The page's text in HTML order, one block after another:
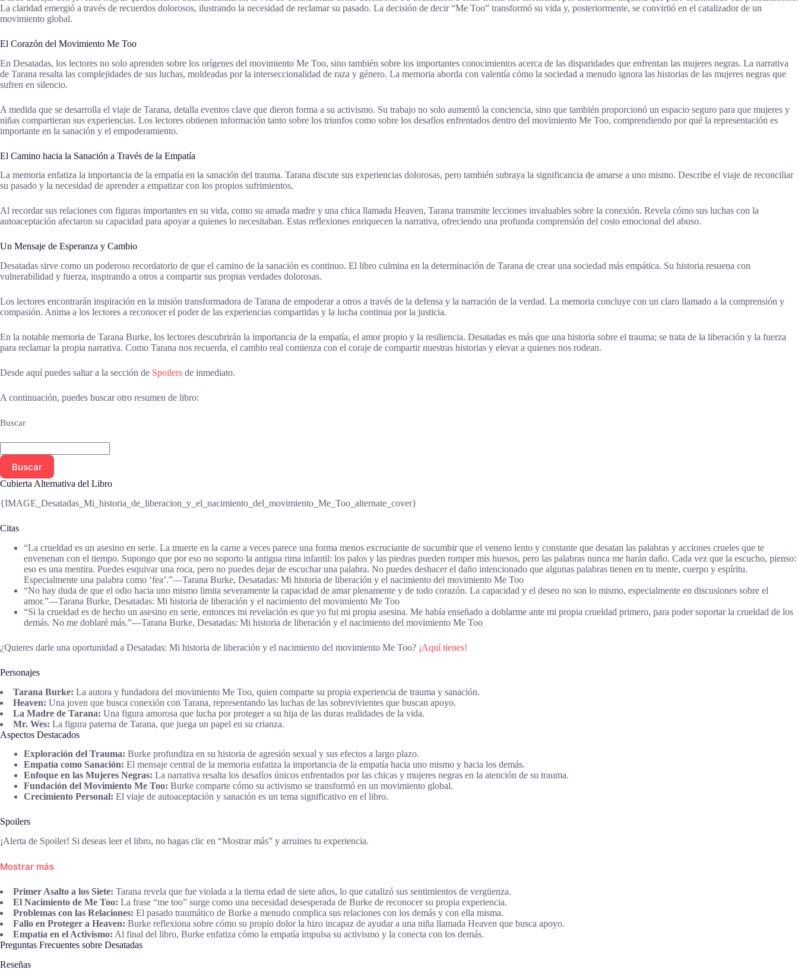
La claridad emergió a través de recuerdos dolorosos, ilustrando la necesidad de reclamar su pasado. La decisión de decir “Me Too” transformó su vida y, posteriormente, se convirtió en el catalizador de un
movimiento global.
El Corazón del Movimiento Me Too
En Desatadas, los lectores no solo aprenden sobre los orígenes del movimiento Me Too, sino también sobre los importantes conocimientos acerca de las disparidades que enfrentan las mujeres negras. La narrativa
de Tarana resalta las complejidades de sus luchas, moldeadas por la interseccionalidad de raza y género. La memoria aborda con valentía cómo la sociedad a menudo ignora las historias de las mujeres negras que
sufren en silencio.
A medida que se desarrolla el viaje de Tarana, detalla eventos clave que dieron forma a su activismo. Su trabajo no solo aumentó la conciencia, sino que también proporcionó un espacio seguro para que mujeres y
niñas compartieran sus experiencias. Los lectores obtienen información tanto sobre los triunfos como sobre los desafíos enfrentados dentro del movimiento Me Too, comprendiendo por qué la representación es
importante en la sanación y el empoderamiento.
El Camino hacia la Sanación a Través de la Empatía
La memoria enfatiza la importancia de la empatía en la sanación del trauma. Tarana discute sus experiencias dolorosas, pero también subraya la significancia de amarse a uno mismo. Describe el viaje de reconciliar
su pasado y la necesidad de aprender a empatizar con los propios sufrimientos.
Al recordar sus relaciones con figuras importantes en su vida, como su amada madre y una chica llamada Heaven, Tarana transmite lecciones invaluables sobre la conexión. Revela cómo sus luchas con la
autoaceptación afectaron su capacidad para apoyar a quienes lo necesitaban. Estas reflexiones enriquecen la narrativa, ofreciendo una profunda comprensión del costo emocional del abuso.
Un Mensaje de Esperanza y Cambio
Desatadas sirve como un poderoso recordatorio de que el camino de la sanación es continuo. El libro culmina en la determinación de Tarana de crear una sociedad más empática. Su historia resuena con
vulnerabilidad y fuerza, inspirando a otros a compartir sus propias verdades dolorosas.
Los lectores encontrarán inspiración en la misión transformadora de Tarana de empoderar a otros a través de la defensa y la narración de la verdad. La memoria concluye con un claro llamado a la comprensión y
compasión. Anima a los lectores a reconocer el poder de las experiencias compartidas y la lucha continua por la justicia.
En la notable memoria de Tarana Burke, los lectores descubrirán la importancia de la empatía, el amor propio y la resiliencia. Desatadas es más que una historia sobre el trauma; se trata de la liberación y la fuerza
para reclamar la propia narrativa. Como Tarana nos recuerda, el cambio real comienza con el coraje de compartir nuestras historias y elevar a quienes nos rodean.
Desde aquí puedes saltar a la sección de Spoilers de inmediato.
A continuación, puedes buscar otro resumen de libro:
Buscar
Buscar
Cubierta Alternativa del Libro
{IMAGE_Desatadas_Mi_historia_de_liberacion_y_el_nacimiento_del_movimiento_Me_Too_alternate_cover}
Citas
“La crueldad es un asesino en serie. La muerte en la carne a veces parece una forma menos excruciante de sucumbir que el veneno lento y constante que desatan las palabras y acciones crueles que te
envenenan con el tiempo. Supongo que por eso no soporto la antigua rima infantil: los palos y las piedras pueden romper mis huesos, pero las palabras nunca me harán daño. Cada vez que la escucho, pienso:
eso es una mentira. Puedes esquivar una roca, pero no puedes dejar de escuchar una palabra. No puedes deshacer el daño intencionado que algunas palabras tienen en tu mente, cuerpo y espíritu.
Especialmente una palabra como ‘fea’.”―Tarana Burke, Desatadas: Mi historia de liberación y el nacimiento del movimiento Me Too
“No hay duda de que el odio hacia uno mismo limita severamente la capacidad de amar plenamente y de todo corazón. La capacidad y el deseo no son lo mismo, especialmente en discusiones sobre el
amor.”―Tarana Burke, Desatadas: Mi historia de liberación y el nacimiento del movimiento Me Too
“Si la crueldad es de hecho un asesino en serie, entonces mi revelación es que yo fui mi propia asesina. Me había enseñado a doblarme ante mi propia crueldad primero, para poder soportar la crueldad de los
demás. No me doblaré más.”―Tarana Burke, Desatadas: Mi historia de liberación y el nacimiento del movimiento Me Too
¿Quieres darle una oportunidad a Desatadas: Mi historia de liberación y el nacimiento del movimiento Me Too? ¡Aquí tienes!
Personajes
Tarana Burke: La autora y fundadora del movimiento Me Too, quien comparte su propia experiencia de trauma y sanación.
Heaven: Una joven que busca conexión con Tarana, representando las luchas de las sobrevivientes que buscan apoyo.
La Madre de Tarana: Una figura amorosa que lucha por proteger a su hija de las duras realidades de la vida.
Mr. Wes: La figura paterna de Tarana, que juega un papel en su crianza.
Aspectos Destacados
Exploración del Trauma: Burke profundiza en su historia de agresión sexual y sus efectos a largo plazo.
Empatía como Sanación: El mensaje central de la memoria enfatiza la importancia de la empatía hacia uno mismo y hacia los demás.
Enfoque en las Mujeres Negras: La narrativa resalta los desafíos únicos enfrentados por las chicas y mujeres negras en la atención de su trauma.
Fundación del Movimiento Me Too: Burke comparte cómo su activismo se transformó en un movimiento global.
Crecimiento Personal: El viaje de autoaceptación y sanación es un tema significativo en el libro.
Spoilers
¡Alerta de Spoiler! Si deseas leer el libro, no hagas clic en “Mostrar más” y arruines tu experiencia.
Mostrar más
Primer Asalto a los Siete: Tarana revela que fue violada a la tierna edad de siete años, lo que catalizó sus sentimientos de vergüenza.
El Nacimiento de Me Too: La frase “me too” surge como una necesidad desesperada de Burke de reconocer su propia experiencia.
Problemas con las Relaciones: El pasado traumático de Burke a menudo complica sus relaciones con los demás y con ella misma.
Fallo en Proteger a Heaven: Burke reflexiona sobre cómo su propio dolor la hizo incapaz de ayudar a una niña llamada Heaven que busca apoyo.
Empatía en el Activismo: Al final del libro, Burke enfatiza cómo la empatía impulsa su activismo y la conecta con los demás.
Preguntas Frecuentes sobre Desatadas
Reseñas